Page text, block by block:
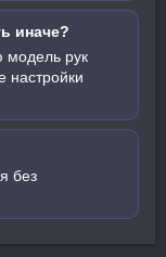
иначе?
модель рук
настройки
без